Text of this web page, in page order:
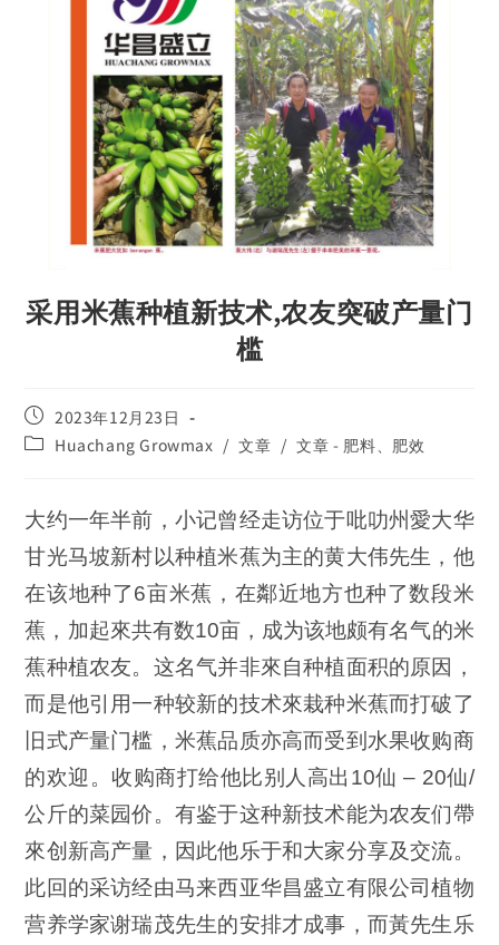
采用米蕉种植新技术,农友突破产量门
槛
2023年12月23日
Huachang Growmax / 文章 / 文章 - 肥料、肥效
大约一年半前，小记曾经走访位于吡叻州愛大华
甘光马坡新村以种植米蕉为主的黄大伟先生，他
在该地种了6亩米蕉，在鄰近地方也种了数段米
蕉，加起來共有数10亩，成为该地颇有名气的米
蕉种植农友。这名气并非來自种植面积的原因，
而是他引用一种较新的技术來栽种米蕉而打破了
旧式产量门槛，米蕉品质亦高而受到 水果收购商
的欢迎。收购商打给他比别人高出10仙 – 20仙/
公斤的菜园价。有鉴于这种新技术能为农友们帶
來创新高产量，因此他乐于和大家分享及交流。
此回的采访经由马来西亚华昌盛立有限公司植物
营养学家谢瑞茂先生的安排才成事，而黃先生乐